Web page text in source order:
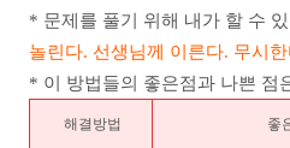
* 문제를 풀기 위해 내가 할 수
놀린다. 선생님께 이른다. 무시
* 이 방법들의 좋은점과 나쁜 점
해결방법 좋